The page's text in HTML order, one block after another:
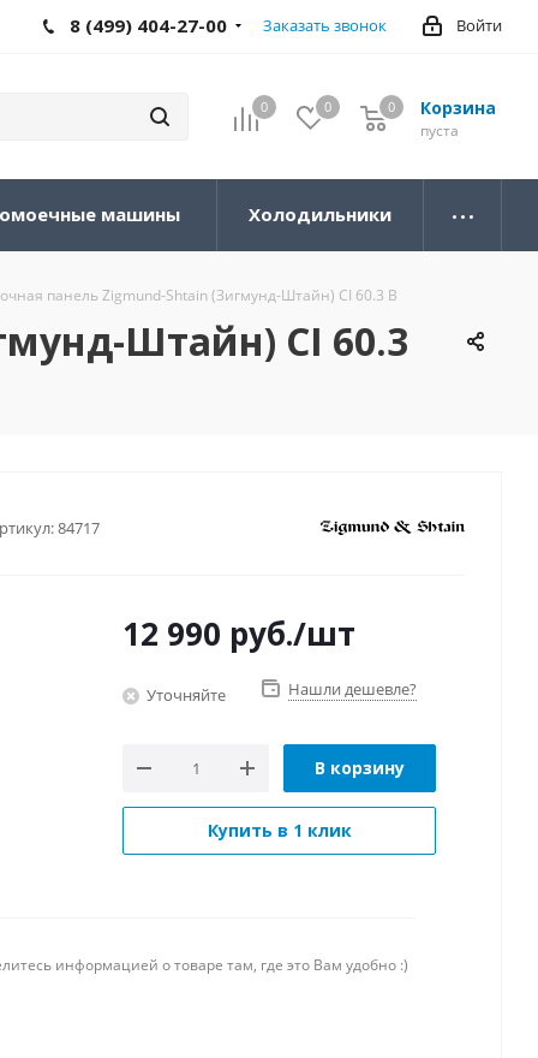
Войти
8 (499) 404-27-00 Заказать звонок
0 0 Корзина
0
пуста
0
машины Холодильники
панель Zigmund-Shtain (Зигмунд-Штайн) CI 60.3 B
Штайн) CI 60.3
84717
12 990 руб./шт
Уточняйте Нашли дешевле?
В корзину
Купить в 1 клик
информацией о товаре там, где это Вам удобно :)